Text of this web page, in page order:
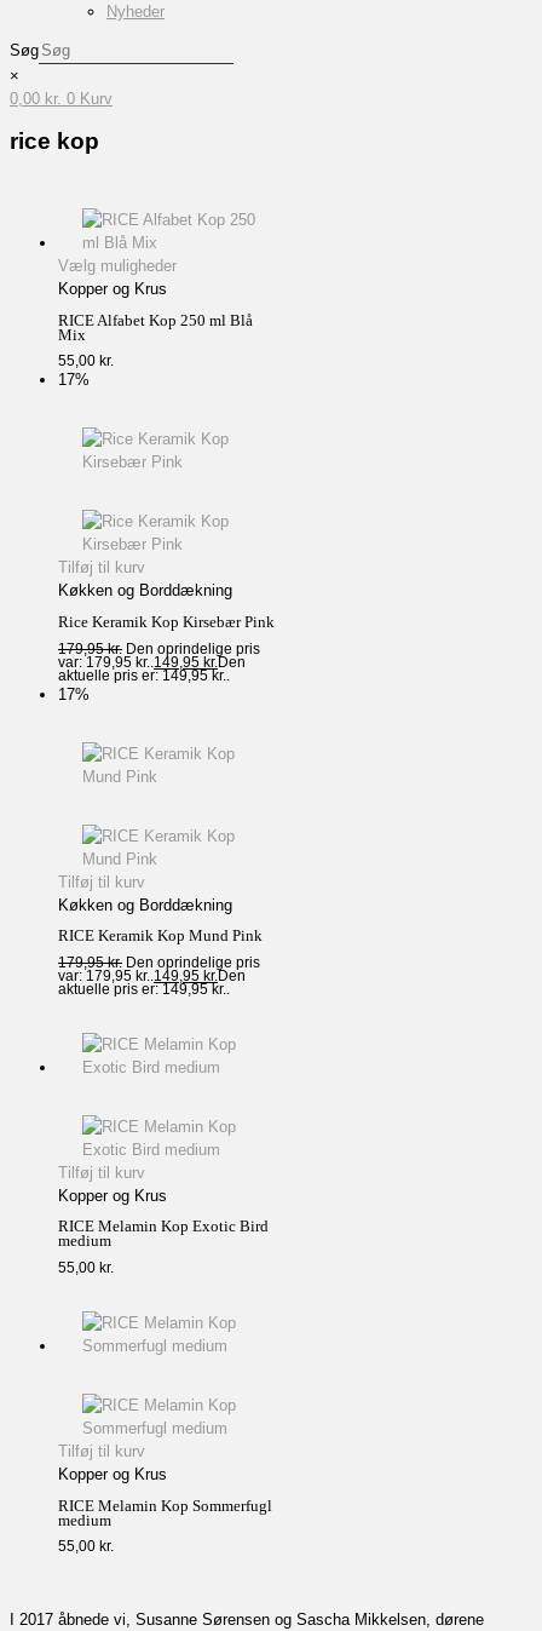
Nyheder
Søg
×
0,00 kr. 0 Kurv
rice kop
Vælg muligheder
Kopper og Krus
RICE Alfabet Kop 250 ml Blå
Mix
55,00 kr.
17%
Tilføj til kurv
Køkken og Borddækning
Rice Keramik Kop Kirsebær Pink
179,95kr. Den oprindelige pris
var: 179,95 kr.. 149,95 kr.Den
aktuelle pris er: 149,95 kr..
17%
Tilføj til kurv
Køkken og Borddækning
RICE Keramik Kop Mund Pink
179,95kr. Den oprindelige pris
var: 179,95 kr.. 149,95 kr.Den
aktuelle pris er: 149,95 kr..
Tilføj til kurv
Kopper og Krus
RICE Melamin Kop Exotic Bird
medium
55,00 kr.
Tilføj til kurv
Kopper og Krus
RICE Melamin Kop Sommerfugl
medium
55,00 kr.
I 2017 åbnede vi, Susanne Sørensen og Sascha Mikkelsen, dørene